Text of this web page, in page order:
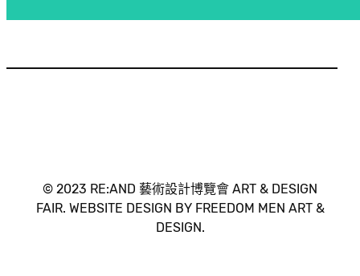
© 2023 RE:AND 藝術設計博覽會 ART & DESIGN
FAIR. WEBSITE DESIGN BY FREEDOM MEN ART &
DESIGN.